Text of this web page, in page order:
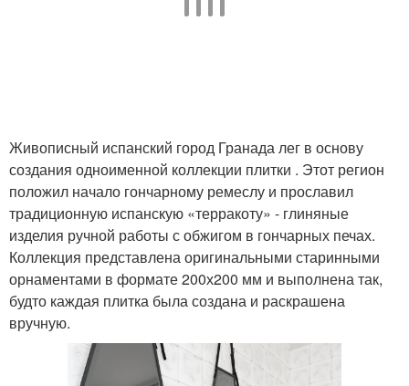
Живописный испанский город Гранада лег в основу
создания одноименной коллекции плитки . Этот регион
положил начало гончарному ремеслу и прославил
традиционную испанскую «терракоту» - глиняные
изделия ручной работы с обжигом в гончарных печах.
Коллекция представлена оригинальными старинными
орнаментами в формате 200х200 мм и выполнена так,
будто каждая плитка была создана и раскрашена
вручную.